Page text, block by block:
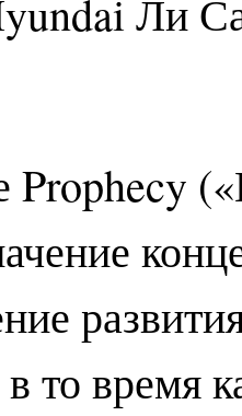
Ли
Prophecy
то время